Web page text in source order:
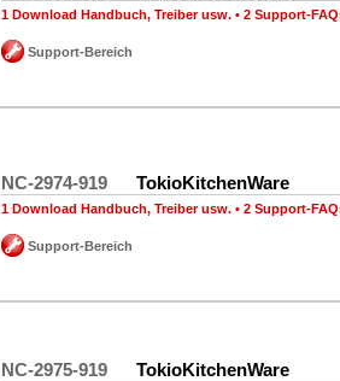
1 Download Handbuch, Treiber usw. • 2 Support-
Support-Bereich
NC-2974-919 TokioKitchenWare
1 Download Handbuch, Treiber usw. • 2 Support-
Support-Bereich
NC-2975-919 TokioKitchenWare